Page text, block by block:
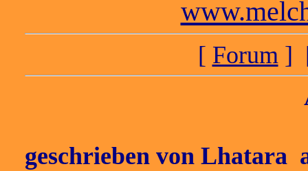
[ Forum]
geschrieben von Lhatara